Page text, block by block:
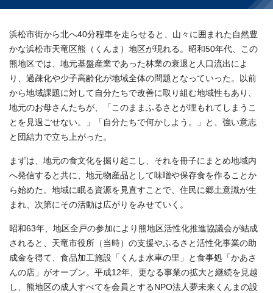
浜松市街から北へ40分程車を走らせると、山々に囲まれた自然豊
かな浜松市天竜区熊（くんま）地区が現れる。昭和50年代、この
熊地区では、地元基盤産業であった林業の衰退と人口流出によ
り、過疎化や少子高齢化が地域全体の問題となっていった。以前
から地域課題に対して自分たちで改善に取り組む地域性もあり、
地元のお母さんたちが、「このままふるさとが埋もれてしまうこ
とを見過ごせない。」「自分たちで何かしよう。」と、強い意志
と団結力で立ち上がった。
まずは、地元の食文化を掘り起こし、それを冊子にまとめ地域内
へ発信すると共に、地元物産品として味噌や保存食を作ることか
ら始めた。地域に眠る資源を見直すことで、住民に郷土意識が生
まれ、次第にその活動は広がりをみせていく。
昭和63年、地区全戸の参加により熊地区活性化推進協議会が結成
されると、天竜市役所（当時）の支援やふるさと活性化事業の助
成金を得て、食品加工施設「くんま水車の里」と食事処「かあさ
んの店」がオープン。平成12年、更なる事業の拡大と継続を見越
し、熊地区の成人すべてを会員とするNPO法人夢未来くんまの設